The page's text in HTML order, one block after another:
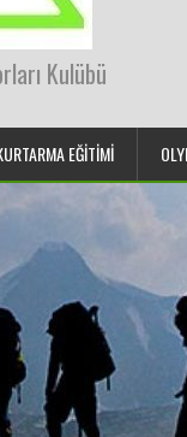
Kulübü
EĞITIMI